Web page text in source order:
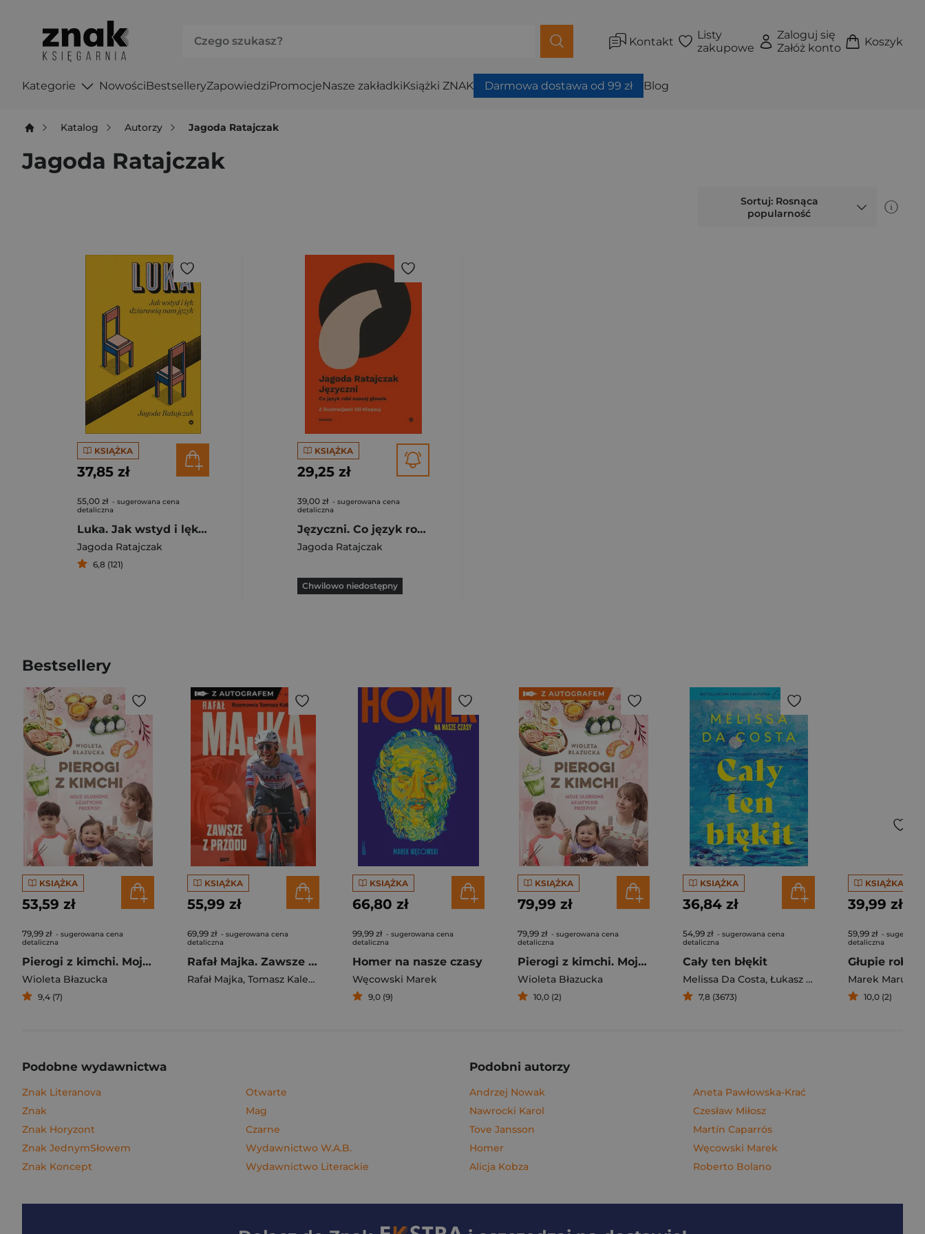
Kontakt
Listy
zakupowe
Zaloguj się
Załóż konto
Koszyk
Kategorie NowościBestselleryZapowiedziPromocjeNasze zakładkiKsiążki ZNAK Darmowa dostawa od 99 zł Blog
Katalog Autorzy Jagoda Ratajczak
Jagoda Ratajczak
Sortuj: Rosnąca
popularność
KSIĄŻKA
37,85 zł
55,00 zł - sugerowana cena
detaliczna
Luka. Jak wstyd i lęk dziurawią nam język
Jagoda Ratajczak
6,8 (121)
KSIĄŻKA
29,25 zł
39,00 zł - sugerowana cena
detaliczna
Języczni. Co język robi w naszej głowie
Jagoda Ratajczak
Chwilowo niedostępny
Bestsellery
KSIĄŻKA
53,59 zł
79,99 zł - sugerowana cena
detaliczna
Pierogi z kimchi. Moje ulubione azjatyckie przepisy
Wioleta Błazucka
9,4 (7)
KSIĄŻKA
55,99 zł
69,99 zł - sugerowana cena
detaliczna
Rafał Majka. Zawsze z przodu. Rozmawia Tomasz Kalemba - książka z autografem
Rafał Majka, Tomasz Kalemba
KSIĄŻKA
66,80 zł
99,99 zł - sugerowana cena
detaliczna
Homer na nasze czasy
Węcowski Marek
9,0 (9)
KSIĄŻKA
79,99 zł
79,99 zł - sugerowana cena
detaliczna
Pierogi z kimchi. Moje ulubione azjatyckie przepisy - książka z autografem
Wioleta Błazucka
10,0 (2)
KSIĄŻKA
36,84 zł
54,99 zł - sugerowana cena
detaliczna
Cały ten błękit
Melissa Da Costa, Łukasz Müller
7,8 (3673)
KSIĄŻKA
39,99 zł
59,99 zł -
detaliczna
Marek
10,0 (2)
Podobne wydawnictwa
Znak Literanova
Znak
Znak Horyzont
Znak JednymSłowem
Znak Koncept
Otwarte
Mag
Czarne
Wydawnictwo W.A.B.
Wydawnictwo Literackie
Podobni autorzy
Andrzej Nowak
Nawrocki Karol
Tove Jansson
Homer
Alicja Kobza
Aneta Pawłowska-Krać
Czesław Miłosz
Martín Caparrós
Węcowski Marek
Roberto Bolano